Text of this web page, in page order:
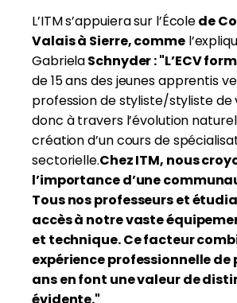
L’ITM s’appuiera sur l’Écolede
Valais à Sierre, comme
GabrielaSchnyder : "L’ECV
de 15 ans des jeunes apprentis
profession de styliste/styliste
donc à travers l’évolution
création d’un cours de
sectorielle.Chez ITM, nous
l’importance d’une
Tous nos professeurs et
accès à notre vaste
et technique. Ce facteur
expérience professionnelle de
ans en font une valeur de